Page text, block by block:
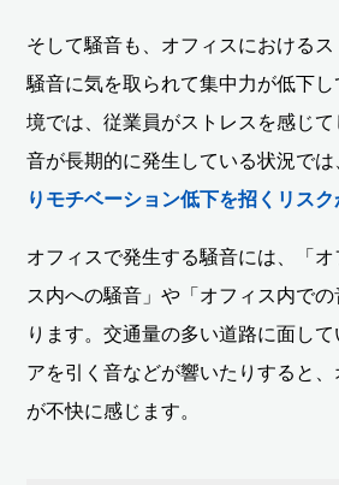
そして騒音も、オフィスにおけるス
騒音に気を取られて集中力が低下
境では、従業員がストレスを感じ
音が長期的に発生している状況では
りモチベーション低下を招くリス
オフィスで発生する騒音には、「
ス内への騒音」や「オフィス内で
ります。交通量の多い道路に面し
アを引く音などが響いたりすると
が不快に感じます。